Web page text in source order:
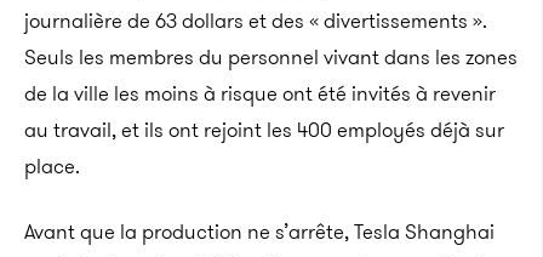
journalière de 63 dollars et des « divertissements ».
Seuls les membres du personnel vivant dans les zones
de la ville les moins à risque ont été invités à revenir
au travail, et ils ont rejoint les 400 employés déjà sur
place.
Avant que la production ne s’arrête, Tesla Shanghai